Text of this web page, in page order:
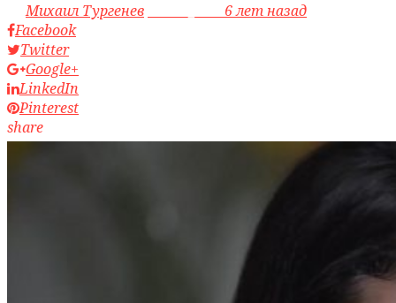
byМихаил Тургенев
6 лет назад
Facebook
Twitter
Google+
LinkedIn
Pinterest
share